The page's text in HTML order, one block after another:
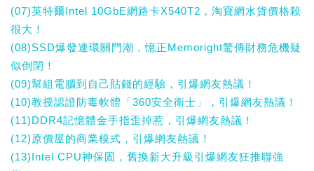
(07)英特爾Intel 10GbE網路卡X540T2，淘寶網水貨價格殺
很大！
(08)SSD爆發連環關門潮，憶正Memoright驚傳財務危機疑
似倒閉！
(09)幫組電腦到自己貼錢的經驗，引爆網友熱議！
(10)教授認證防毒軟體「360安全衛士」，引爆網友熱議！
(11)DDR4記憶體金手指歪掉惹，引爆網友熱議！
(12)原價屋的商業模式，引爆網友熱議！
(13)Intel CPU神保固，舊換新大升級引爆網友狂推聯強